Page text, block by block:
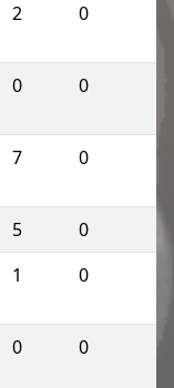
2 0
0 0
7 0
5 0
1 0
0 0